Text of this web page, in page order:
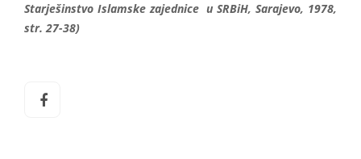
Starješinstvo Islamske zajednice u SRBiH, Sarajevo, 1978,
str. 27-38)